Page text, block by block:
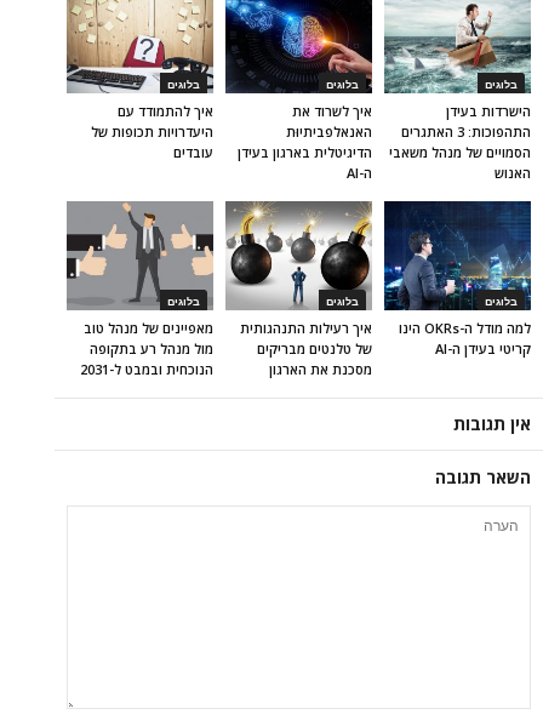
בלוגים
איך להתמודד עם
היעדרויות תכופות של
עובדים
בלוגים
איך לשרוד את
האנאלפביתיוּת
הדיגיטלית בארגון בעידן
ה-AI
בלוגים
הישרדות בעידן
התהפוכות: 3 האתגרים
הסמויים של מנהל משאבי
האנוש
בלוגים
מאפיינים של מנהל טוב
מול מנהל רע בתקופה
הנוכחית ובמבט ל-2031
בלוגים
איך רעילות התנהגותית
של טלנטים מבריקים
מסכנת את הארגון
בלוגים
למה מודל ה-OKRs הינו
קריטי בעידן ה-AI
אין תגובות
השאר תגובה